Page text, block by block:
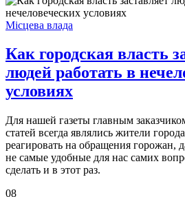
Місцева влада
Как городская власть
людей работать в
условиях
Для нашей газеты главным
статей всегда являлись жители
реагировать на обращения горожан,
не самые удобные для нас самих
сделать и в этот раз.
08